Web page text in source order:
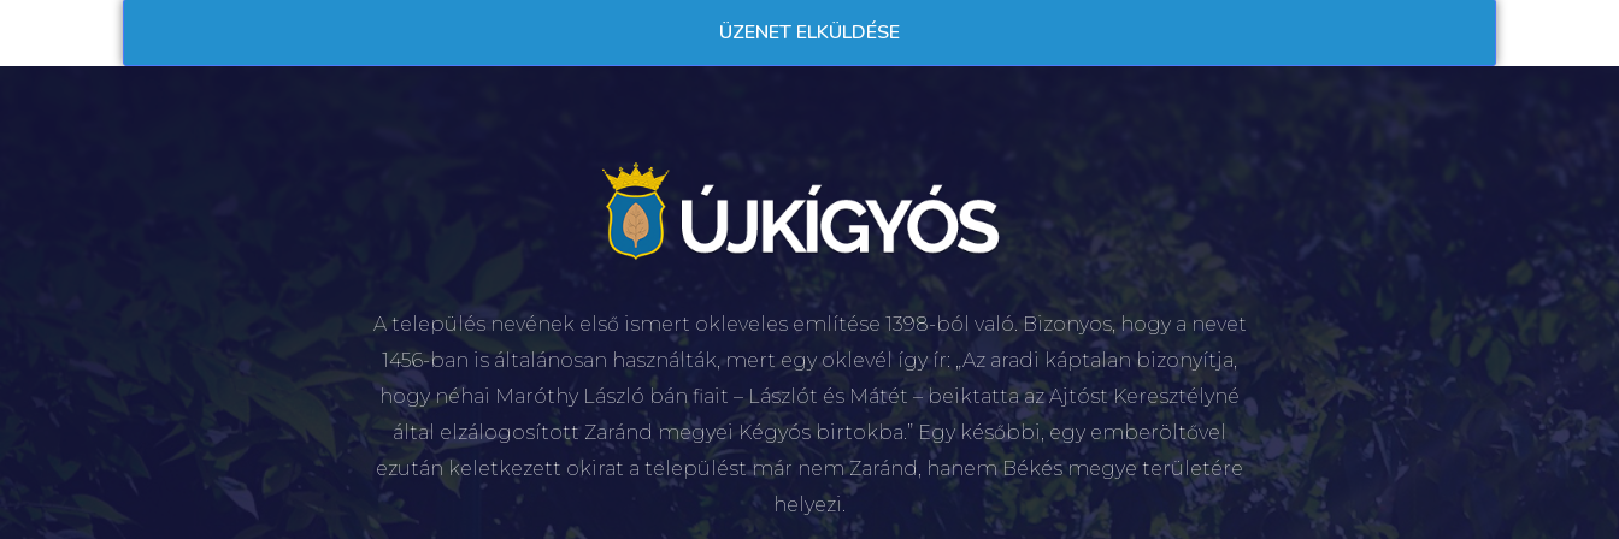
A település nevének első ismert okleveles említése 1398-ból való. Bizonyos, hogy a nevet
1456-ban is általánosan használták, mert egy oklevél így ír: „Az aradi káptalan bizonyítja,
hogy néhai Maróthy László bán fiait – Lászlót és Mátét – beiktatta az Ajtóst Keresztélyné
által elzálogosított Zaránd megyei Kégyós birtokba.” Egy későbbi, egy emberöltővel
ezután keletkezett okirat a települést már nem Zaránd, hanem Békés megye területére
helyezi.